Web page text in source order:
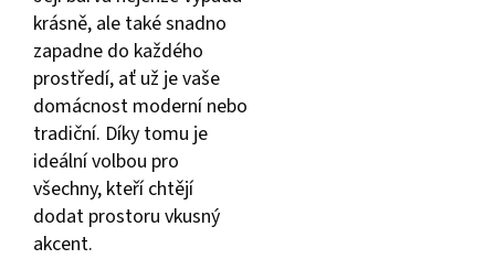
krásně, ale také snadno
zapadne do každého
prostředí, ať už je vaše
domácnost moderní nebo
tradiční. Díky tomu je
ideální volbou pro
všechny, kteří chtějí
dodat prostoru vkusný
akcent.